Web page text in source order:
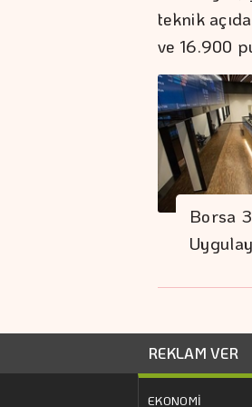
teknik
ve 16.900
Borsa
REKLAM VER
EKONOMİ